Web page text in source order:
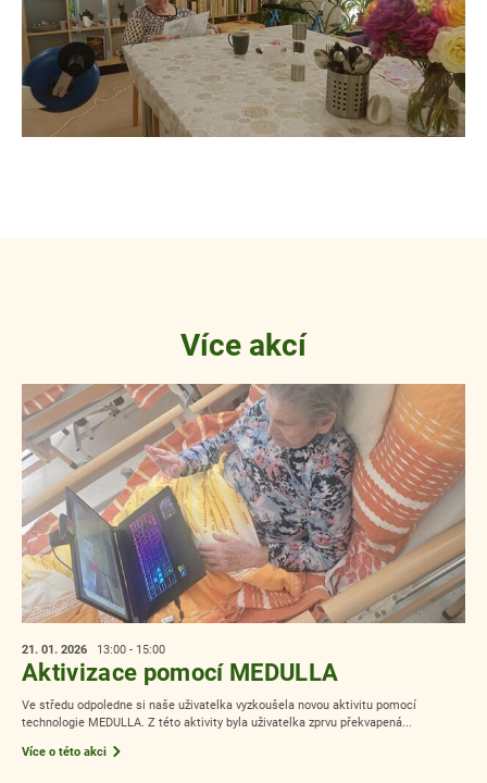
Více akcí
21. 01. 2026 13:00 - 15:00
Aktivizace pomocí MEDULLA
Ve středu odpoledne si naše uživatelka vyzkoušela novou aktivitu pomocí
technologie MEDULLA. Z této aktivity byla uživatelka zprvu překvapená...
Více o této akci